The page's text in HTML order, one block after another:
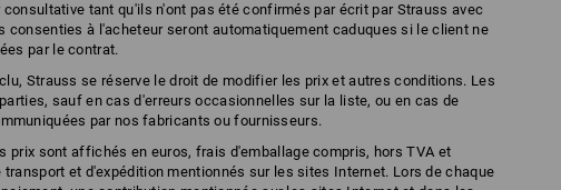
consultative tant qu'ils n'ont pas été confirmés par écrit par Strauss avec
consenties à l'acheteur seront automatiquement caduques si le client ne
par le contrat.
Strauss se réserve le droit de modifier les prix et autres conditions. Les
sauf en cas d'erreurs occasionnelles sur la liste, ou en cas de
par nos fabricants ou fournisseurs.
prix sont affichés en euros, frais d'emballage compris, hors TVA et
et d'expédition mentionnés sur les sites Internet. Lors de chaque